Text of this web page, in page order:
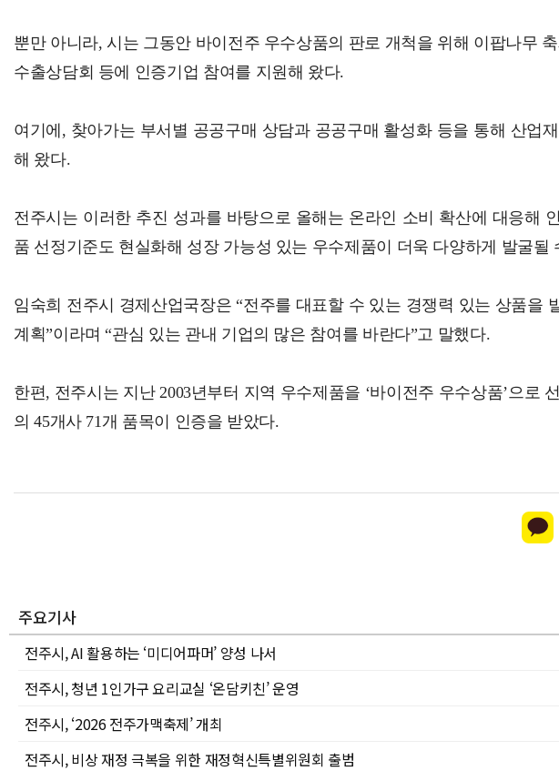
뿐만 아니라, 시는 그동안 바이전주 우수상품의 판로 개척을 위해 이팝나무
수출상담회 등에 인증기업 참여를 지원해 왔다.
여기에, 찾아가는 부서별 공공구매 상담과 공공구매 활성화 등을 통해 산
해 왔다.
전주시는 이러한 추진 성과를 바탕으로 올해는 온라인 소비 확산에 대응해
품 선정기준도 현실화해 성장 가능성 있는 우수제품이 더욱 다양하게 발굴
임숙희 전주시 경제산업국장은 “전주를 대표할 수 있는 경쟁력 있는 상품
계획”이라며 “관심 있는 관내 기업의 많은 참여를 바란다”고 말했다.
한편, 전주시는 지난 2003년부터 지역 우수제품을 ‘바이전주 우수상품’으
의 45개사 71개 품목이 인증을 받았다.
주요기사
전주시, AI 활용하는 ‘미디어파머’ 양성 나서
전주시, 청년 1인가구 요리교실 ‘온담키친’ 운영
전주시, ‘2026 전주가맥축제’ 개최
전주시, 비상 재정 극복을 위한 재정혁신특별위원회 출범